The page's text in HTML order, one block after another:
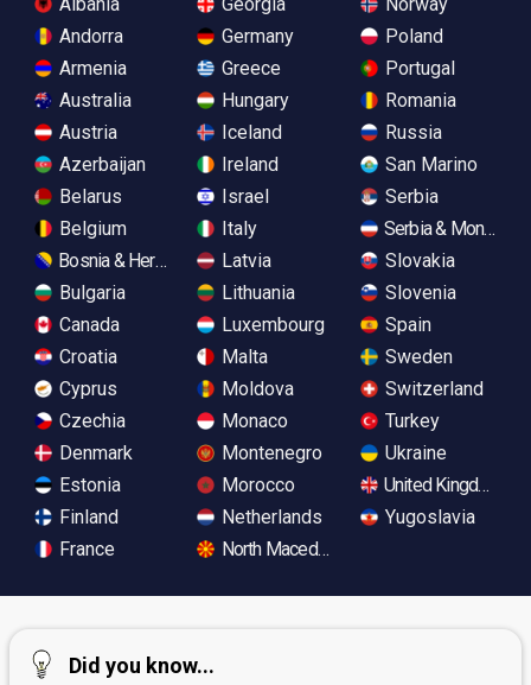
Andorra
Armenia
Australia
Austria
Azerbaijan
Belarus
Belgium
Bosnia & Herzegovina
Bulgaria
Canada
Croatia
Cyprus
Czechia
Denmark
Estonia
Finland
France
Germany
Greece
Hungary
Iceland
Ireland
Israel
Italy
Latvia
Lithuania
Luxembourg
Malta
Moldova
Monaco
Montenegro
Morocco
Netherlands
North Macedonia
Poland
Portugal
Romania
Russia
San Marino
Serbia
Serbia &
Slovakia
Slovenia
Spain
Sweden
Switzerland
Turkey
Ukraine
United Kingdom
Yugoslavia
Did you know...